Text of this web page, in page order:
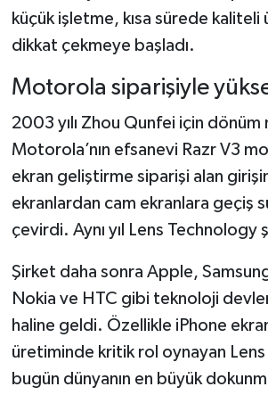
küçük işletme, kısa sürede kaliteli
dikkat çekmeye başladı.
Motorola siparişiyle
2003 yılı Zhou Qunfei için dönüm
Motorola’nın efsanevi Razr V3
ekran geliştirme siparişi alan
ekranlardan cam ekranlara geçiş
çevirdi. Aynı yıl Lens Technology
Şirket daha sonra Apple,
Nokia ve HTC gibi teknoloji
haline geldi. Özellikle iPhone
üretiminde kritik rol oynayan
bugün dünyanın en büyük